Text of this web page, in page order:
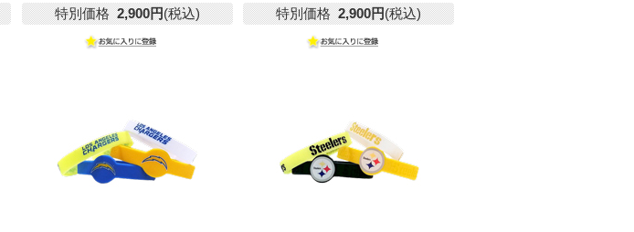
特別価格 2,900円(税込) 特別価格 2,900円(税込)